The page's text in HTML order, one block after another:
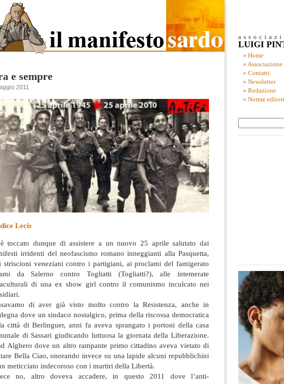
e sempre
2011
Lecis
toccato dunque di assistere a un nuovo 25 aprile salutato dai
irridenti del neofascismo romano inneggianti alla Pasquetta,
striscioni veneziani contro i partigiani, ai proclami del famigerato
da Salerno contro Togliatti (Togliatti?), alle intemerate
di una ex show girl contro il comunismo inculcato nei
di aver già visto molto contro la Resistenza, anche in
dove un sindaco nostalgico, prima della riscossa democratica
città di Berlinguer, anni fa aveva sprangato i portoni della casa
di Sassari giudicando luttuosa la giornata della Liberazione.
Alghero dove un altro rampante primo cittadino aveva vietato di
Bella Ciao, onorando invece su una lapide alcuni repubblichini
meticciato indecoroso con i martiri della Libertà.
no, altro doveva accadere, in questo 2011 dove l’anti-
LUIGI
Home
Associazione
Contatti
Newsletter
Redazione
Norme